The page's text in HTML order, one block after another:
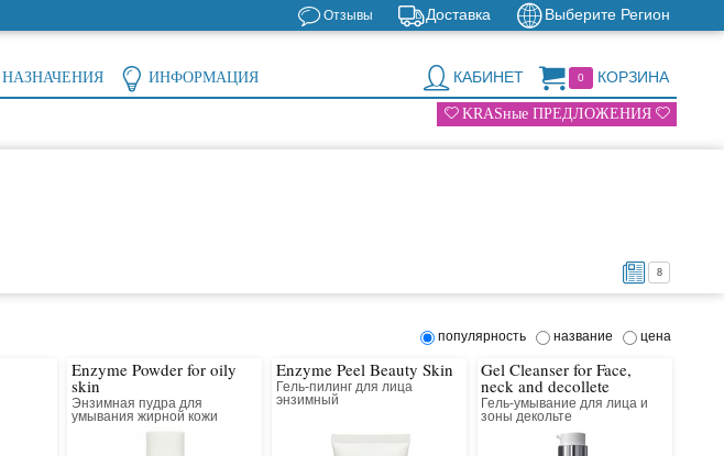
Выберите Регион
Доставка
Отзывы
0 КОРЗИНА
КАБИНЕТ
НАЗНАЧЕНИЯ ИНФОРМАЦИЯ
KRASные ПРЕДЛОЖЕНИЯ
8
популярность название цена
Enzyme Powder for oily
skin
Энзимная пудра для
умывания жирной кожи
Enzyme Peel Beauty Skin
Гель-пилинг для лица
энзимный
Gel Cleanser for Face,
neck and decollete
Гель-умывание для лица и
зоны декольте